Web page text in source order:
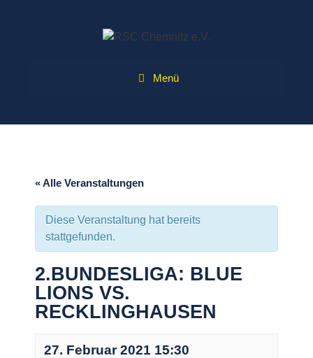
Menü
« Alle Veranstaltungen
Diese Veranstaltung hat bereits
stattgefunden.
2.BUNDESLIGA: BLUE
LIONS VS.
RECKLINGHAUSEN
27. Februar 2021 15:30